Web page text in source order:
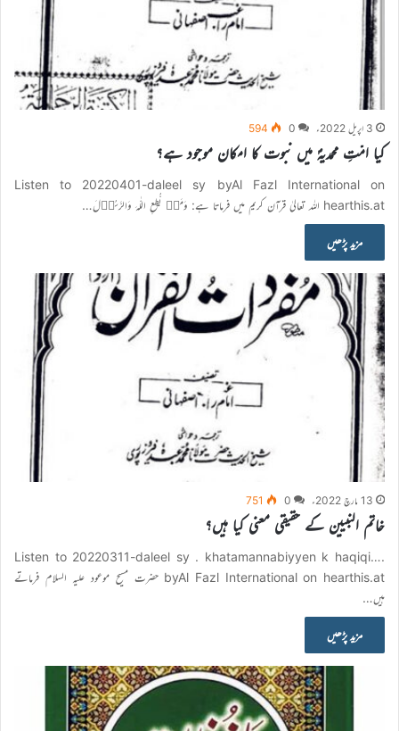
3 اپریل 2022ء 0
594
کیا امّتِ محمدیہؐ میں نبوت کا امکان موجود ہے؟
Listen to 20220401-daleel sy byAl Fazl International on
hearthis.at اللہ تعالیٰ قرآن کریم میں فرماتا ہے: وَمَنۡ یُّطِعِ اللّٰہَ وَالرَّسُوۡلَ…
مزید پڑھیں
13 مارچ 2022ء 0
751
خاتم النبیین کے حقیقی معنی کیا ہیں؟
Listen to 20220311-daleel sy . khatamannabiyyen k haqiqi….
byAl Fazl International on hearthis.at حضرت مسیح موعود علیہ السلام فرماتے
ہیں…
مزید پڑھیں